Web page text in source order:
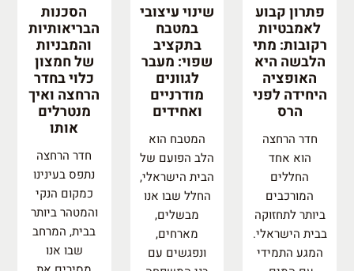
פתרון קבוע
לאמבטיות
רקובות: מתי
הלבשה היא
האופציה
היחידה לפני
הרס
חדר הרחצה
הוא אחד
החללים
המורכבים
ביותר לתחזוקה
בבית הישראלי.
המגע התמידי
שינוי עיצובי
במטבח
בתקציב
שפוי: מעבר
לגוונים
מודרניים
ואחידים
המטבח הוא
הלב הפועם של
הבית הישראלי,
החלל שבו אנו
מבשלים,
מארחים,
ונפגשים עם
הסכנות
הבריאותיות
והמבניות
של חמצון
כלוי בחדר
הרחצה ואיך
מנטרלים
אותו
חדר הרחצה
נתפס בעינינו
כמקום הנקי
והמטהר ביותר
בבית, המרחב
שבו אנו